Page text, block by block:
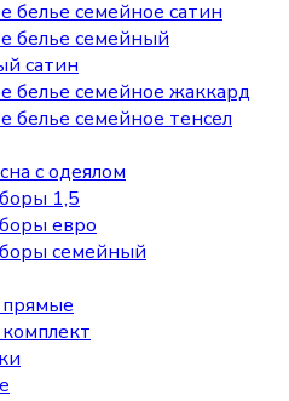
белье семейное сатин
белье семейный
сатин
белье семейное жаккард
белье семейное тенсел
с одеялом
1,5
евро
семейный